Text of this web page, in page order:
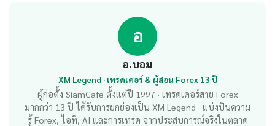
อ
อ.บอม
XM Legend · เทรดเดอร์ & ผู้สอน Forex 13 ปี
ผู้ก่อตั้ง SiamCafe ตั้งแต่ปี 1997 · เทรดเดอร์สาย Forex
มากกว่า 13 ปี ได้รับการยกย่องเป็น XM Legend · แบ่งปันความ
รู้ Forex, ไอที, AI และการเทรด จากประสบการณ์จริงในตลาด